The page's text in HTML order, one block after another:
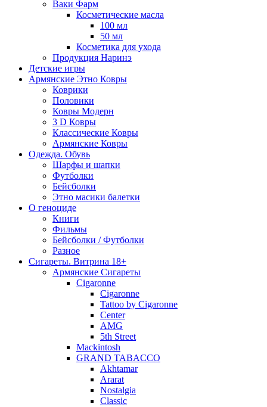
Ваки Фарм
Косметические масла
100 мл
50 мл
Косметика для ухода
Продукция Наринэ
Детские игры
Армянские Этно Ковры
Коврики
Половики
Ковры Модерн
3 D Ковры
Классические Ковры
Армянские Ковры
Одежда. Обувь
Шарфы и шапки
Футболки
Бейсболки
Этно масики балетки
О геноциде
Книги
Фильмы
Бейсболки / Футболки
Разное
Сигареты. Витрина 18+
Армянские Сигареты
Cigaronne
Cigaronne
Tattoo by Cigaronne
Center
AMG
5th Street
Mackintosh
GRAND TABACCO
Akhtamar
Ararat
Nostalgia
Classic